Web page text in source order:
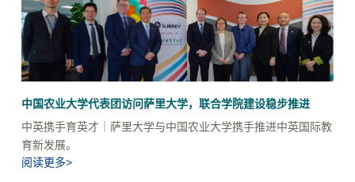
中国农业大学代表团访问萨里大学，联合学院建设稳步推进
中英携手育英才｜萨里大学与中国农业大学携手推进中英国际教
育新发展。
阅读更多>